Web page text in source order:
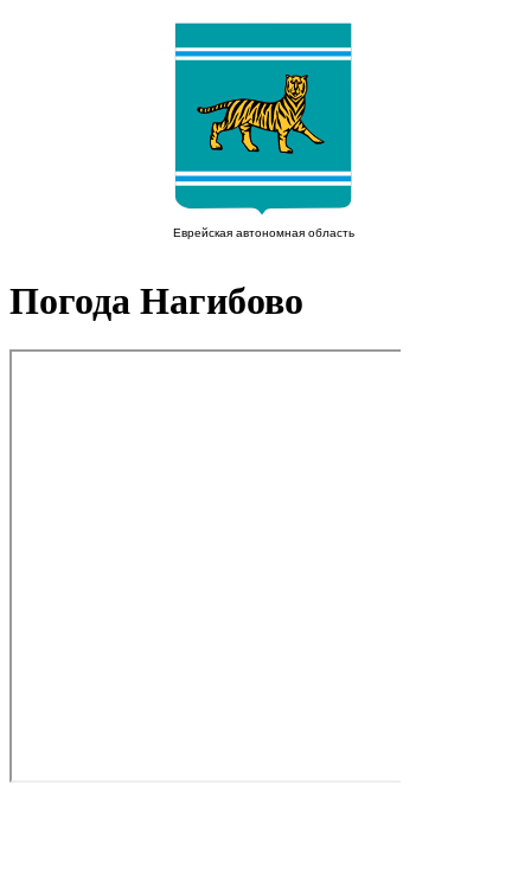
Погода Нагибово